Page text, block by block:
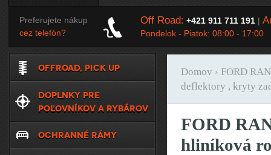
Tuning
Preferujete nákup
cez telefón?
Off Road: +421 911 711 191|
Pondelok - Piatok: 08:00 - 17:00
Nachádzate sa
Domov › FORD
deflektory , kryty
FORD
hliníková
OFFROAD, PICK UP
DOPLNKY PRE
POĽOVNÍKOV A RYBÁROV
OCHRANNÉ RÁMY